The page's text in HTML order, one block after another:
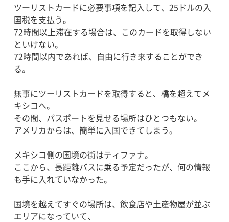
ツーリストカードに必要事項を記入して、25ドルの入
国税を支払う。
72時間以上滞在する場合は、このカードを取得しない
といけない。
72時間以内であれば、自由に行き来することができ
る。
無事にツーリストカードを取得すると、橋を超えてメ
キシコへ。
その間、パスポートを見せる場所はひとつもない。
アメリカからは、簡単に入国できてしまう。
メキシコ側の国境の街はティファナ。
ここから、長距離バスに乗る予定だったが、何の情報
も手に入れていなかった。
国境を越えてすぐの場所は、飲食店や土産物屋が並ぶ
エリアになっていて、